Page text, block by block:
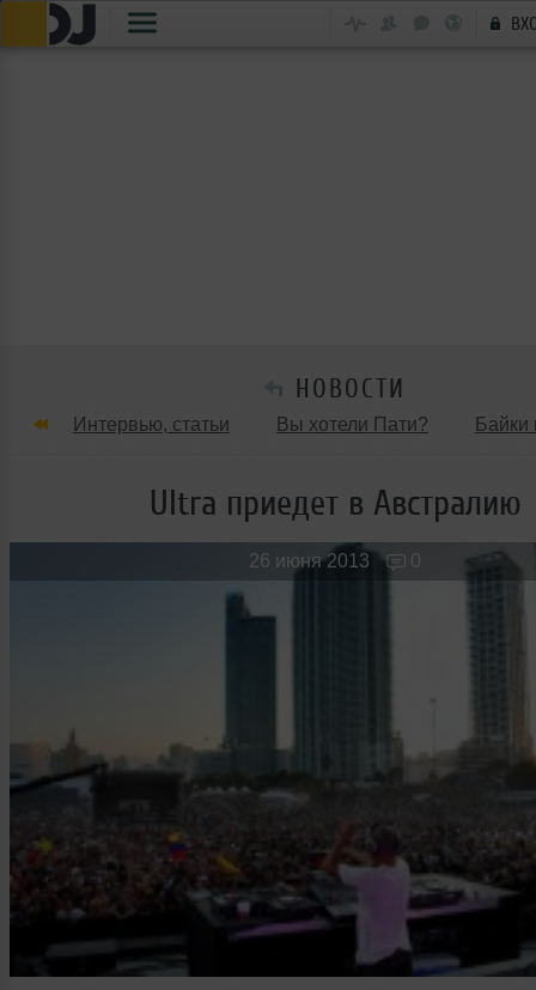
НОВОСТИ
Интервью, статьи Вы хотели Пати? Байки
Танцевальные стили Обзоры Вечеринок и
Новые лица Мужчина & Женщина
Ultra приедет в Австралию
26 июня 2013 0